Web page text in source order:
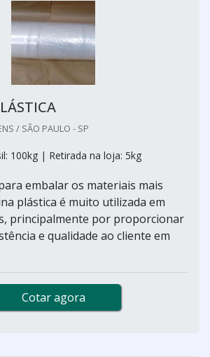
/ SÃO PAULO - SP
100kg | Retirada na loja: 5kg
embalar os materiais mais
plástica é muito utilizada em
principalmente por proporcionar
e qualidade ao cliente em
Cotar agora